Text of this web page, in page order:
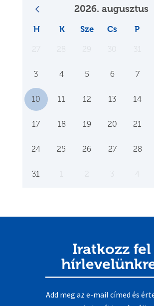
2026. augusztus
H K Sze Cs P
3 4 5 6 7
10 11 12 13 14
17 18 19 20 21
24 25 26 27 28
31
Iratkozz fel
Add meg az e-mail címed és